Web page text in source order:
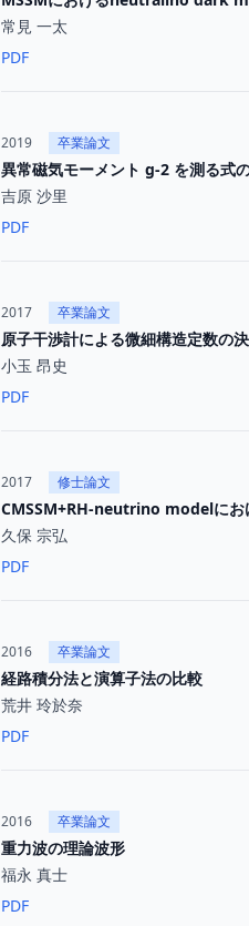
常見 一太
PDF
2019 卒業論文
異常磁気モーメント g-2 を測る式
吉原 沙里
PDF
2017 卒業論文
原子干渉計による微細構造定数の
小玉 昂史
PDF
2017 修士論文
CMSSM+RH-neutrino modelにお
久保 宗弘
PDF
2016 卒業論文
経路積分法と演算子法の比較
荒井 玲於奈
PDF
2016 卒業論文
重力波の理論波形
福永 真士
PDF